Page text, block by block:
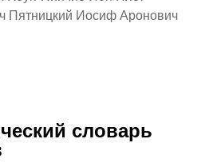
Пятницкий Иосиф Аронович
словарь